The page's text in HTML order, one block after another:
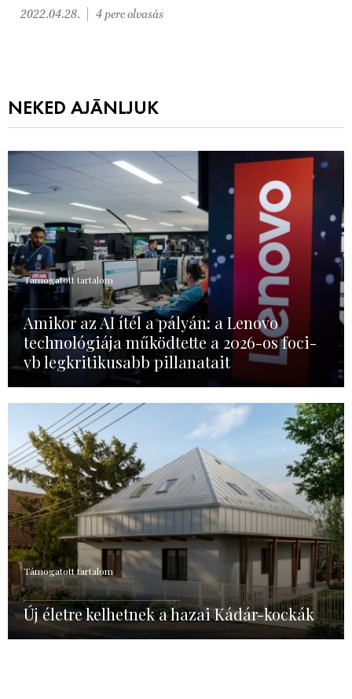
2022.04.28. 4 perc olvasás
NEKED AJÁNLJUK
Támogatott tartalom
Amikor az AI ítél a pályán: a Lenovo
technológiája működtette a 2026-os foci-
vb legkritikusabb pillanatait
Támogatott tartalom
Új életre kelhetnek a hazai Kádár-kockák